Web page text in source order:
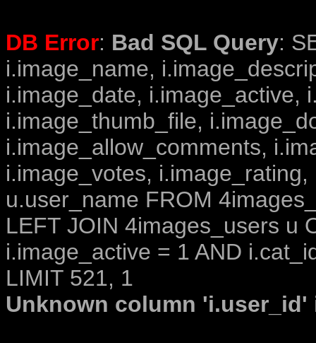
DB Error: Bad SQL Query:
i.image_name,
i.image_date, i.image_active,
i.image_thumb_file,
i.image_allow_comments,
i.image_votes,
u.user_name FROM
LEFT JOIN 4images_users u
i.image_active = 1 AND
LIMIT 521, 1
Unknown column